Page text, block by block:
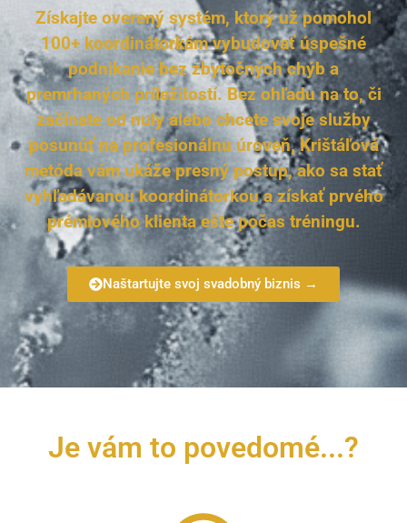
Získajte overený systém, ktorý už pomohol
100+ koordinátorkám vybudovať úspešné
podnikanie bez zbytočných chýb a
premrhaných príležitostí. Bez ohľadu na to, či
začínate od nuly alebo chcete svoje služby
posunúť na profesionálnu úroveň, Krištáľová
metóda vám ukáže presný postup, ako sa stať
vyhľadávanou koordinátorkou a získať prvého
prémiového klienta ešte počas tréningu.
Naštartujte svoj svadobný biznis →
Je vám to povedomé...?